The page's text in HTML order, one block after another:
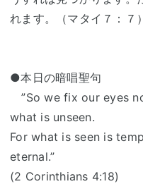
れます。（マタイ７：７）
●本日の暗唱聖句
”So we fix our eyes
what is unseen.
For what is seen is
eternal.”
(2 Corinthians 4:18)